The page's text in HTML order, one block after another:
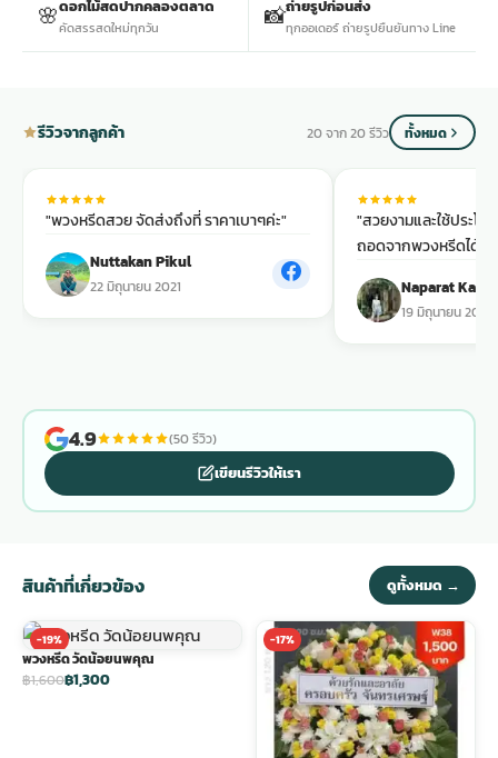
จัดดอกไม้งานศพ ราคา
พวงดอกไม้งานศพ
tpdecorate ปูพื้น
พวงหรีด ปากคลองตลาด ราคา
🌸ดอกไม้สดปากคลองตลาด
คัดสรรสดใหม่ทุกวัน 📸ถ่ายรูปก่อนส่ง
ทุกออเดอร์ ถ่ายรูปยืนยันทาง Line
รีวิวจากลูกค้า 20 จาก 20 รีวิว ทั้งหมด
"พวงหรีดสวย จัดส่งถึงที่ ราคาเบาๆค่ะ"
Nuttakan Pikul
22 มิถุนายน 2021
"สวยงามและใช้ประโ
ถอดจากพวงหรีดได้ด้
Naparat
19 มิถุนายน 2021
4.9 (50 รีวิว)
เขียนรีวิวให้เรา
สินค้าที่เกี่ยวข้อง ดูทั้งหมด →
-19%
พวงหรีด วัดน้อยนพคุณ
฿1,600฿1,300
-17%